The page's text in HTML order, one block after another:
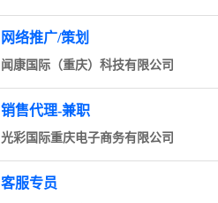
网络推广/策划
闻康国际（重庆）科技有限公司
销售代理-兼职
光彩国际重庆电子商务有限公司
客服专员